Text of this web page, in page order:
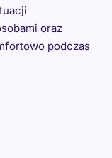
oraz
podczas